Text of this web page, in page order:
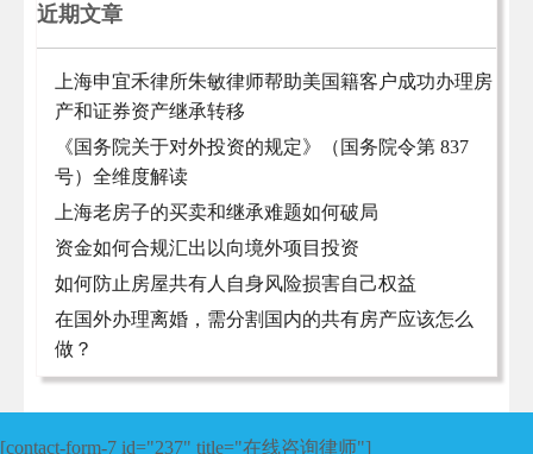
近期文章
上海申宜禾律所朱敏律师帮助美国籍客户成功办理房
产和证券资产继承转移
《国务院关于对外投资的规定》（国务院令第 837
号）全维度解读
上海老房子的买卖和继承难题如何破局
资金如何合规汇出以向境外项目投资
如何防止房屋共有人自身风险损害自己权益
在国外办理离婚，需分割国内的共有房产应该怎么
做？
[contact-form-7 id="237" title="在线咨询律师"]